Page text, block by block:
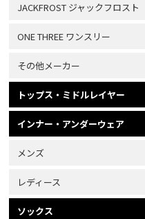
JACKFROST ジャックフロスト
ONE THREE ワンスリー
その他メーカー
トップス・ミドルレイヤー
インナー・アンダーウェア
メンズ
レディース
ソックス